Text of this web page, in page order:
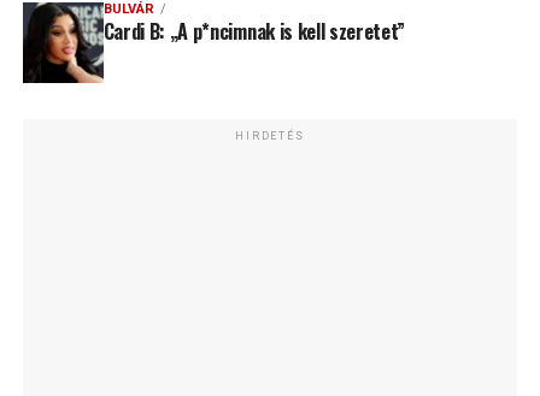
BULVÁR
Cardi B: „A p*ncimnak is kell szeretet”
HIRDETÉS